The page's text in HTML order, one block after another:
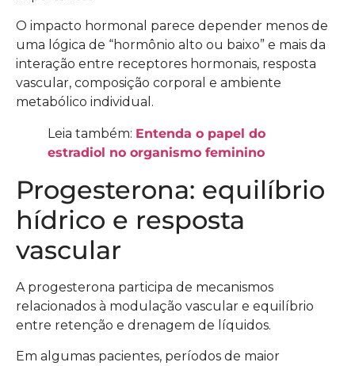
O impacto hormonal parece depender menos de
uma lógica de “hormônio alto ou baixo” e mais da
interação entre receptores hormonais, resposta
vascular, composição corporal e ambiente
metabólico individual.
Leia também: Entenda o papel do
estradiol no organismo feminino
Progesterona: equilíbrio
hídrico e resposta
vascular
A progesterona participa de mecanismos
relacionados à modulação vascular e equilíbrio
entre retenção e drenagem de líquidos.
Em algumas pacientes, períodos de maior